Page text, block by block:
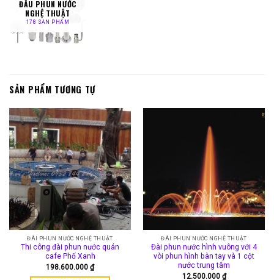
ĐẦU PHUN NƯỚC
NGHỆ THUẬT
178 SẢN PHẨM
SẢN PHẨM TƯƠNG TỰ
ĐÀI PHUN NƯỚC NGHỆ THUẬT
Thi công đài phun nước quán
cafe Phố Xanh
198.600.000 ₫
ĐÀI PHUN NƯỚC NGHỆ THUẬT
Đài phun nước hình vuông với 4
vòi phun hình bàn tay và 1 cột
nước trung tâm
12.500.000 ₫